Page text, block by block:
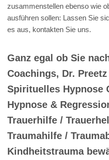
zusammenstellen ebenso wie
ausführen sollen: Lassen Sie
es aus, kontakten Sie uns.
Ganz egal ob Sie
Coachings, Dr.
Spirituelles Hypnose
Hypnose &
Trauerhilfe /
Traumahilfe /
Kindheitstrauma